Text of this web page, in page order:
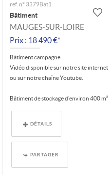
ref. n° 3379Bat1
Bâtiment
MAUGES-SUR-LOIRE
Prix : 18 490 €*
Bâtiment campagne
Vidéo disponible sur notre site internet
ou sur notre chaîne Youtube.
Bâtiment de stockage d'environ 400 m²
DÉTAILS
PARTAGER